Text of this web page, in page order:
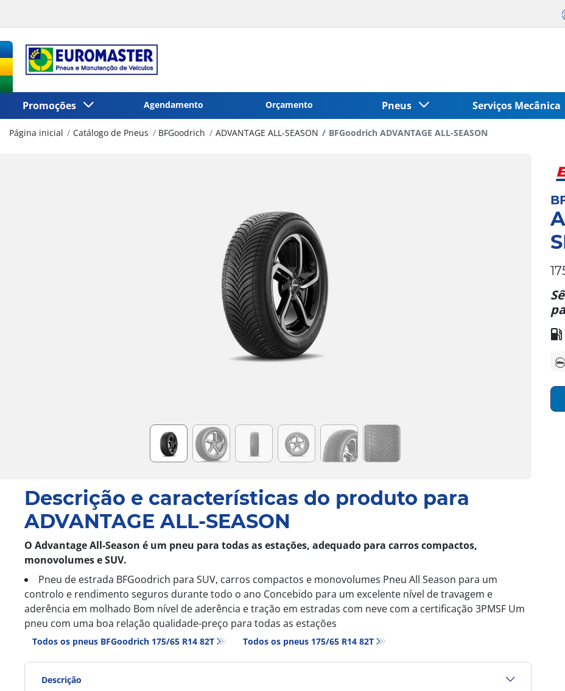
Promoções Agendamento Orçamento Pneus Serviços Mecânica
Página inicial Catálogo de Pneus BFGoodrich ADVANTAGE ALL-SEASON BFGoodrich ADVANTAGE ALL-SEASON
Descrição e características do produto para
ADVANTAGE ALL-SEASON
O Advantage All-Season é um pneu para todas as estações, adequado para carros compactos,
monovolumes e SUV.
Pneu de estrada BFGoodrich para SUV, carros compactos e monovolumes Pneu All Season para um
controlo e rendimento seguros durante todo o ano Concebido para um excelente nível de travagem e
aderência em molhado Bom nível de aderência e tração em estradas com neve com a certificação 3PMSF Um
pneu com uma boa relação qualidade-preço para todas as estações
Todos os pneus BFGoodrich 175/65 R14 82T Todos os pneus‎ 175/65 R14 82T
Descrição